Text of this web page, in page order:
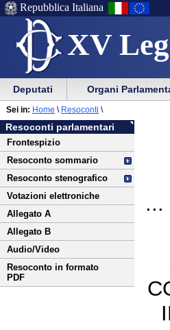
XV
Menu
di
ausilio
alla
navigazione
Vai
Menu
di
navigazione
principale
Repubblica Italiana
Menu
di
navigazione
principale
Vai
menu
di
sezione
Deputati Organi
Vai
al
contenuto
Resoconti parlamentari
Frontespizio
Resoconto sommario
Resoconto stenografico
Votazioni elettroniche
Allegato A
Allegato B
Audio/Video
Resoconto in formato
PDF
Sei in: Home \ Resoconti \
...